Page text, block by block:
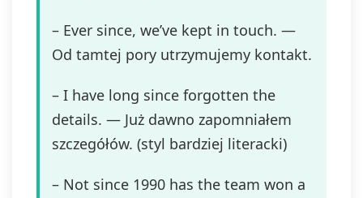
– Ever since, we’ve kept in touch. —
Od tamtej pory utrzymujemy kontakt.
– I have long since forgotten the
details. — Już dawno zapomniałem
szczegółów. (styl bardziej literacki)
– Not since 1990 has the team won a